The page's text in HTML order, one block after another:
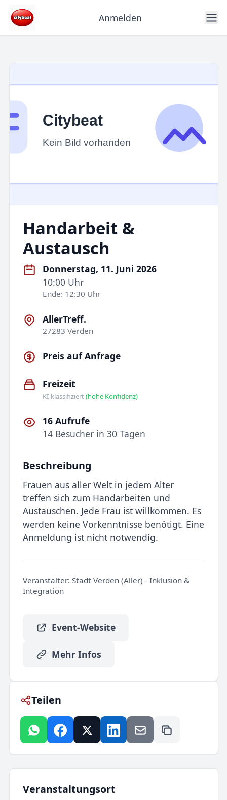
Anmelden
Handarbeit &
Austausch
Donnerstag, 11. Juni 2026
10:00 Uhr
Ende: 12:30 Uhr
AllerTreff.
27283 Verden
Preis auf Anfrage
Freizeit
KI-klassifiziert(hohe Konfidenz)
16 Aufrufe
14 Besucher in 30 Tagen
Beschreibung
Frauen aus aller Welt in jedem Alter
treffen sich zum Handarbeiten und
Austauschen. Jede Frau ist willkommen. Es
werden keine Vorkenntnisse benötigt. Eine
Anmeldung ist nicht notwendig.
Veranstalter: Stadt Verden (Aller) - Inklusion &
Integration
Event-Website
Mehr Infos
Teilen
Veranstaltungsort